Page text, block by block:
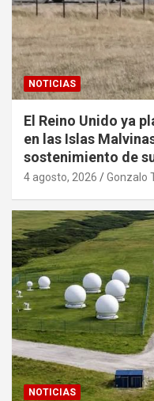
NOTICIAS
El Reino Unido ya
en las Islas
sostenimiento de
4 agosto, 2026 Gonzalo
NOTICIAS